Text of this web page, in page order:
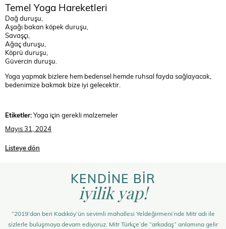
Temel Yoga Hareketleri
Dağ duruşu,
Aşağı bakan köpek duruşu,
Savaşçı,
Ağaç duruşu,
Köprü duruşu,
Güvercin duruşu.
Yoga yapmak bizlere hem bedensel hemde ruhsal fayda sağlayacak,
bedenimize bakmak bize iyi gelecektir.
Etiketler:Yoga için gerekli malzemeler
Mayıs 31, 2024
Listeye dön
KENDİNE BİR
iyilik yap!
“2019’dan beri Kadıköy’ün sevimli mahallesi Yeldeğirmeni’nde Mitr adı ile
sizlerle buluşmaya devam ediyoruz. Mitr Türkçe’de “arkadaş” anlamına gelir